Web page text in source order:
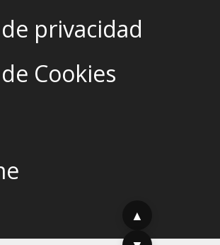
privacidad
Cookies
▲